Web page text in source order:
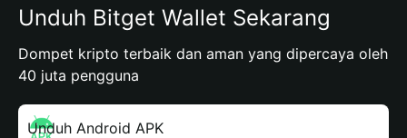
Unduh Bitget Wallet Sekarang
Dompet kripto terbaik dan aman yang dipercaya oleh
40 juta pengguna
Unduh Android APK